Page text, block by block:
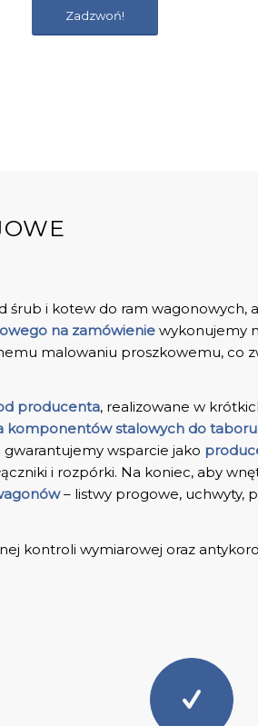
Zadzwoń!
śrub i kotew do ram wagonowych,
na zamówienie wykonujemy
malowaniu proszkowemu, co
producenta, realizowane w
komponentów stalowych do
gwarantujemy wsparcie jako
i rozpórki. Na koniec, aby
– listwy progowe, uchwyty,
kontroli wymiarowej oraz